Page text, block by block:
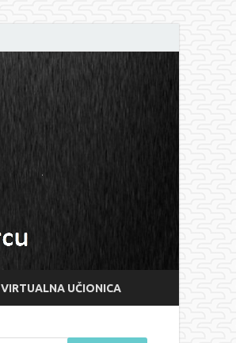
VIRTUALNA UČIONICA